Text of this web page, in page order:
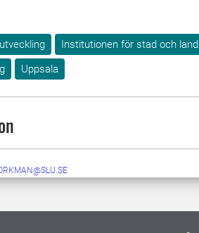
Institutionen för stad och land
Uppsala